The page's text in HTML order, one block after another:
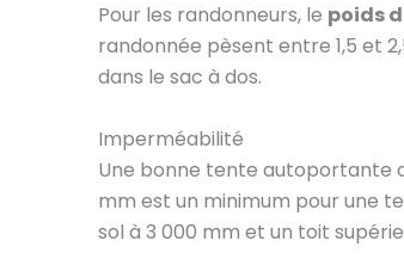
Pour les randonneurs, le poids
randonnée pèsent entre 1,5 et
dans le sac à dos.
Imperméabilité
Une bonne tente autoportante
mm est un minimum pour une
sol à 3 000 mm et un toit